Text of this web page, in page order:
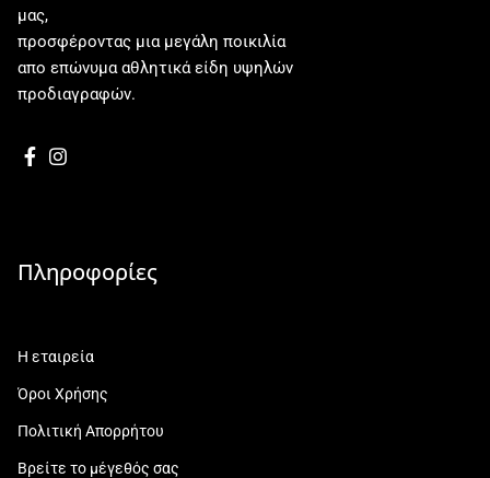
μας,
προσφέροντας μια μεγάλη ποικιλία
απο επώνυμα αθλητικά είδη υψηλών
προδιαγραφών.
Πληροφορίες
Η εταιρεία
Όροι Χρήσης
Πολιτική Απορρήτου
Βρείτε το μέγεθός σας